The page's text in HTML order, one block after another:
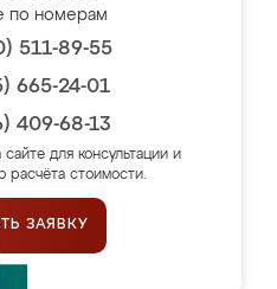
по номерам
511-89-55
665-24-01
409-68-13
сайте для консультации и
расчёта стоимости.
ЗАЯВКУ